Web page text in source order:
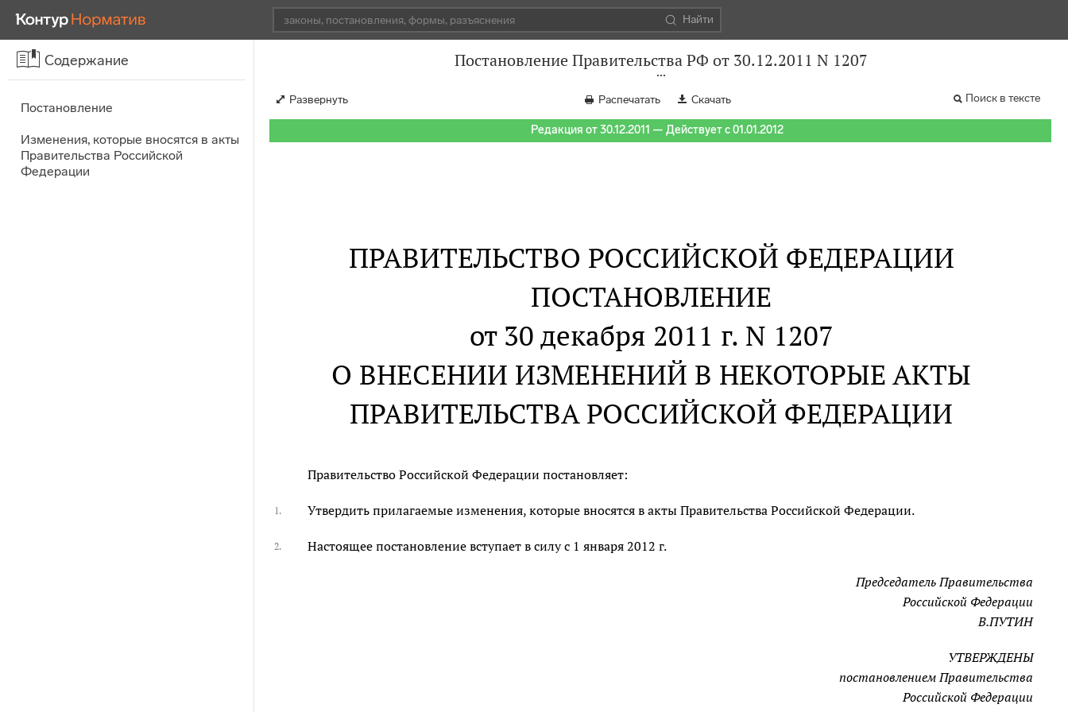
Найти
Содержание
Постановление
Изменения, которые вносятся в акты
Правительства Российской
Федерации
Постановление Правительства РФ от 30.12.2011 N 1207
Развернуть Распечатать Скачать Поиск в тексте
Редакция от 30.12.2011 — Действует с 01.01.2012
ПРАВИТЕЛЬСТВО РОССИЙСКОЙ ФЕДЕРАЦИИ
ПОСТАНОВЛЕНИЕ
от 30 декабря 2011 г. N 1207
О ВНЕСЕНИИ ИЗМЕНЕНИЙ В НЕКОТОРЫЕ АКТЫ
ПРАВИТЕЛЬСТВА РОССИЙСКОЙ ФЕДЕРАЦИИ
Правительство Российской Федерации постановляет:
1. Утвердить прилагаемые изменения, которые вносятся в акты Правительства Российской Федерации.
2. Настоящее постановление вступает в силу с 1 января 2012 г.
Председатель Правительства
Российской Федерации
В.ПУТИН
УТВЕРЖДЕНЫ
постановлением Правительства
Российской Федерации